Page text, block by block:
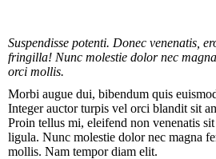
Suspendisse potenti. Donec venenatis,
fringilla! Nunc molestie dolor nec
orci mollis.
Morbi augue dui, bibendum quis
Integer auctor turpis vel orci blandit sit
Proin tellus mi, eleifend non venenatis
ligula. Nunc molestie dolor nec magna
mollis. Nam tempor diam elit.